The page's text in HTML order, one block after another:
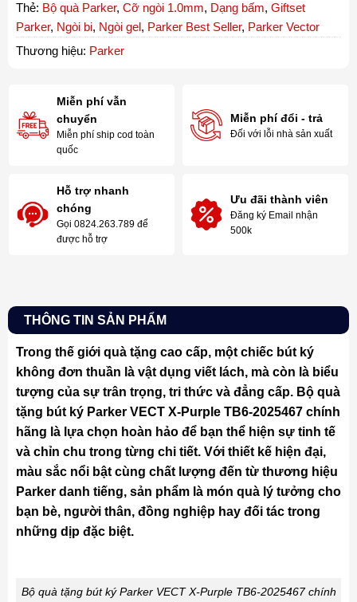
Thẻ: Bộ quà Parker, Cỡ ngòi 1.0mm, Dạng bấm, Giftset
Parker, Ngòi bi, Ngòi gel, Parker Best Seller, Parker Vector
Thương hiệu: Parker
Miễn phí vẫn
chuyển
Miễn phí ship cod toàn
quốc
Miễn phí đổi - trả
Đối với lỗi nhà sản xuất
Hỗ trợ nhanh
chóng
Gọi 0824.263.789 để
được hỗ trợ
Ưu đãi thành viên
Đăng ký Email nhận
500k
THÔNG TIN SẢN PHẨM
Trong thế giới quà tặng cao cấp, một chiếc bút ký
không đơn thuần là vật dụng viết lách, mà còn là biểu
tượng của sự trân trọng, tri thức và đẳng cấp. Bộ quà
tặng bút ký Parker VECT X-Purple TB6-2025467 chính
hãng là lựa chọn hoàn hảo để bạn thể hiện sự tinh tế
và chỉn chu trong từng chi tiết. Với thiết kế hiện đại,
màu sắc nổi bật cùng chất lượng đến từ thương hiệu
Parker danh tiếng, sản phẩm là món quà lý tưởng cho
bạn bè, người thân, đồng nghiệp hay đối tác trong
những dịp đặc biệt.
Bộ quà tặng bút ký Parker VECT X-Purple TB6-2025467 chính